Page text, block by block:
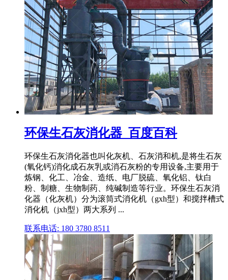
环保生石灰消化器_百度百科
环保生石灰消化器也叫化灰机、石灰消和机,是将生石灰
(氧化钙)消化成石灰乳或消石灰粉的专用设备,主要用于
炼钢、化工、冶金、造纸、电厂脱硫、氧化铝、钛白
粉、制糖、生物制药、纯碱制造等行业。环保生石灰消
化器（化灰机）分为滚筒式消化机（gxh型）和搅拌槽式
消化机（jxh型）两大系列 ...
联系电话: 180 3780 8511